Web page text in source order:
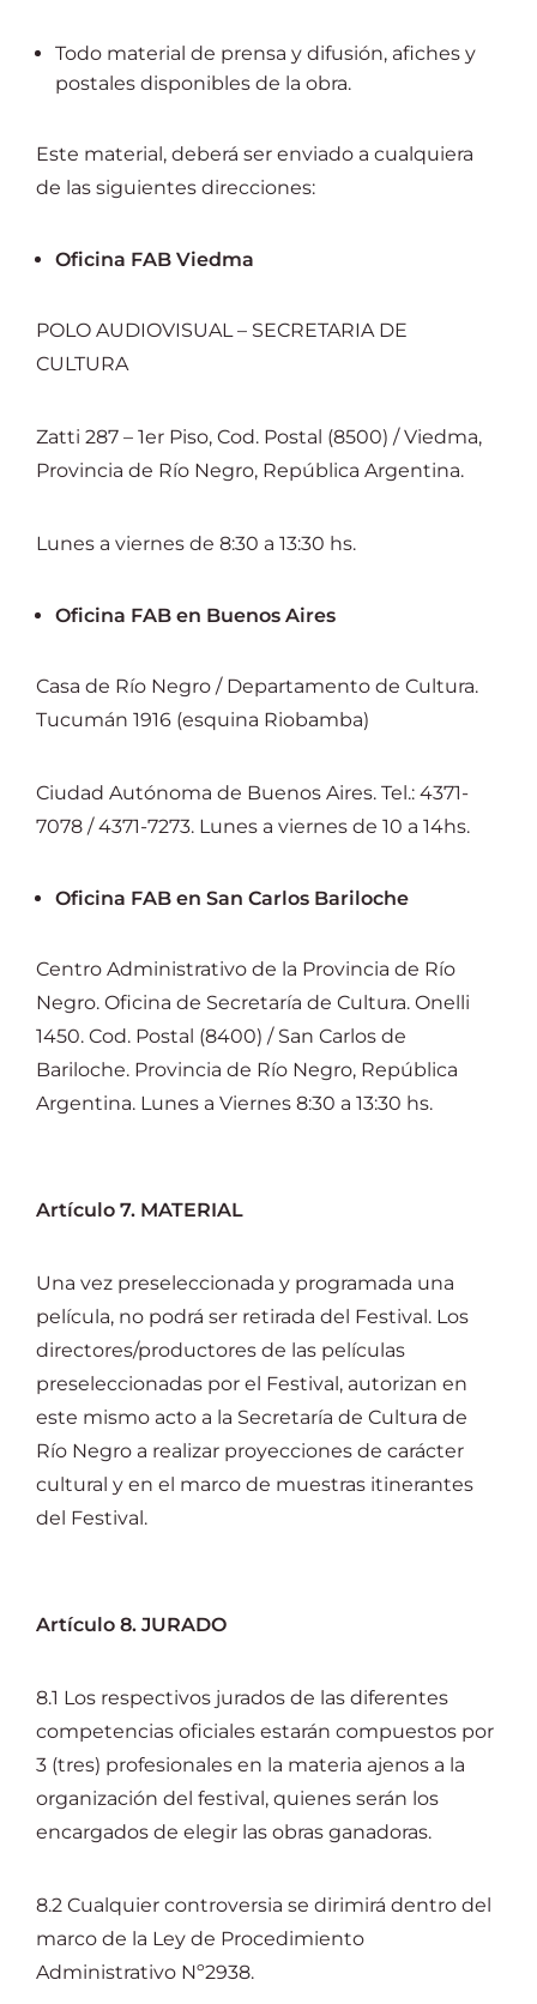
Todo material de prensa y difusión, afiches y
postales disponibles de la obra.
Este material, deberá ser enviado a cualquiera
de las siguientes direcciones:
Oficina FAB Viedma
POLO AUDIOVISUAL – SECRETARIA DE
CULTURA
Zatti 287 – 1er Piso, Cod. Postal (8500) / Viedma,
Provincia de Río Negro, República Argentina.
Lunes a viernes de 8:30 a 13:30 hs.
Oficina FAB en Buenos Aires
Casa de Río Negro / Departamento de Cultura.
Tucumán 1916 (esquina Riobamba)
Ciudad Autónoma de Buenos Aires. Tel.: 4371-
7078 / 4371-7273. Lunes a viernes de 10 a 14hs.
Oficina FAB en San Carlos Bariloche
Centro Administrativo de la Provincia de Río
Negro. Oficina de Secretaría de Cultura. Onelli
1450. Cod. Postal (8400) / San Carlos de
Bariloche. Provincia de Río Negro, República
Argentina. Lunes a Viernes 8:30 a 13:30 hs.
Artículo 7. MATERIAL
Una vez preseleccionada y programada una
película, no podrá ser retirada del Festival. Los
directores/productores de las películas
preseleccionadas por el Festival, autorizan en
este mismo acto a la Secretaría de Cultura de
Río Negro a realizar proyecciones de carácter
cultural y en el marco de muestras itinerantes
del Festival.
Artículo 8. JURADO
8.1 Los respectivos jurados de las diferentes
competencias oficiales estarán compuestos por
3 (tres) profesionales en la materia ajenos a la
organización del festival, quienes serán los
encargados de elegir las obras ganadoras.
8.2 Cualquier controversia se dirimirá dentro del
marco de la Ley de Procedimiento
Administrativo Nº2938.